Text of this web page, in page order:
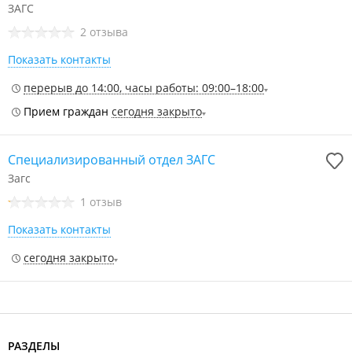
ЗАГС
2 отзыва
Показать контакты
перерыв до 14:00, часы работы: 09:00–18:00
Прием граждан сегодня закрыто
Специализированный отдел ЗАГС
Загс
1 отзыв
Показать контакты
сегодня закрыто
РАЗДЕЛЫ